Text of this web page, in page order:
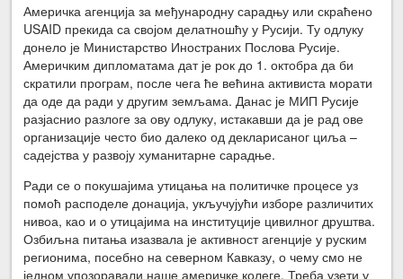
Америчка агенција за међународну сарадњу или скраћено
USAID прекида са својом делатношћу у Русији. Ту одлуку
донело је Министарство Иностраних Послова Русије.
Америчким дипломатама дат је рок до 1. октобра да би
скратили програм, после чега ће већина активиста морати
да оде да ради у другим земљама. Данас је МИП Русије
разјаснио разлоге за ову одлуку, истакавши да је рад ове
организације често био далеко од декларисаног циља –
садејства у развоју хуманитарне сарадње.
Ради се о покушајима утицања на политичке процесе уз
помоћ расподеле донација, укључујући изборе различитих
нивоа, као и о утицајима на институције цивилног друштва.
Озбиљна питања изазвала је активност агенције у руским
регионима, посебно на северном Кавказу, о чему смо не
једном упозоравали наше америчке колеге. Треба узети у